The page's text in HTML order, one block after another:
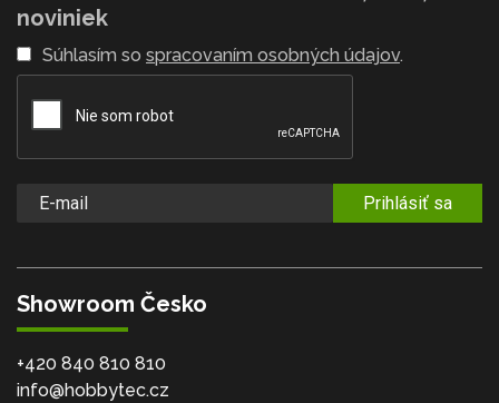
noviniek
Súhlasím so spracovaním osobných údajov.
Prihlásiť sa
Showroom Česko
+420 840 810 810
info@hobbytec.cz